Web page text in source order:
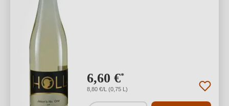
6,60 €*
8,80 €/L (0,75 L)